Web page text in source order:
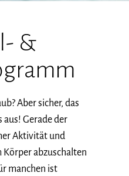
&
Aber sicher, das
aus! Gerade der
Aktivität und
abzuschalten
manchen ist